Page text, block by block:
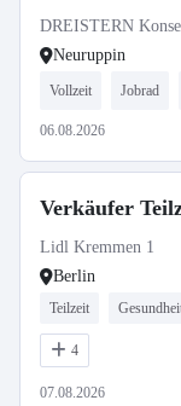
DREISTERN
Neuruppin
Vollzeit Jobrad
06.08.2026
Verkäufer
Lidl Kremmen 1
Berlin
Teilzeit
4
07.08.2026